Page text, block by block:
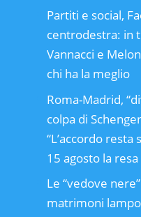
Partiti e social,
centrodestra: in
Vannacci e
chi ha la meglio
Roma-Madrid,
colpa di
“L’accordo resta
15 agosto la
Le “vedove
matrimoni